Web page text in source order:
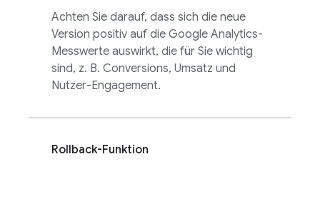
Achten Sie darauf, dass sich die neue
Version positiv auf die Google Analytics-
Messwerte auswirkt, die für Sie wichtig
sind, z. B. Conversions, Umsatz und
Nutzer-Engagement.
Rollback-Funktion